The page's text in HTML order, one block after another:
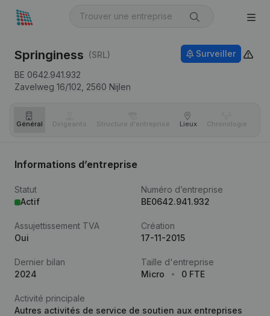
Springiness (SRL)
BE 0642.941.932
Zavelweg 16/102, 2560 Nijlen
Surveiller
Général Dirigeants Structure d'entreprise Lieux Chronologie
Informations d’entreprise
Statut
Actif
Numéro d’entreprise
BE0642.941.932
Assujettissement TVA
Oui
Création
17-11-2015
Dernier bilan
2024
Taille d'entreprise
Micro
0 FTE
Activité principale
Autres activités de service de soutien aux entreprises